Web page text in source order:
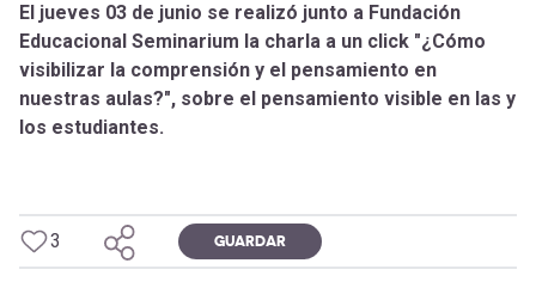
Expand
Exploración
[Educarchile
Inicia
El jueves 03 de junio se realizó junto a Fundación
Educacional Seminarium la charla a un click "¿Cómo
visibilizar la comprensión y el pensamiento en
nuestras aulas?", sobre el pensamiento visible en las y
los estudiantes.
3 GUARDAR